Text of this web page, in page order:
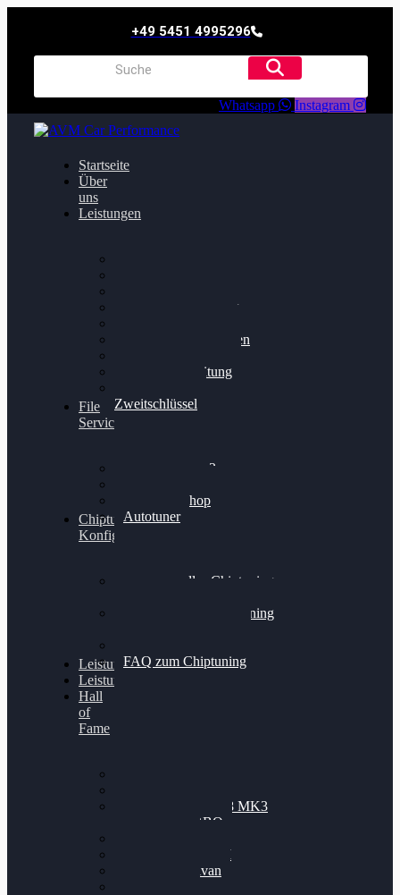
+49 5451 4995296
Whatsapp Instagram
Startseite
Über
uns
Leistungen
Getriebeoptimierung
Bremsscheiben planen
Felgenaufbereitung
Zweitschlüssel
File
Service
Alientech Kess3
Alientech Shop
Autotuner
Chiptuning
Konfigurator
Professionelles Chiptuning
Professionelles Chiptuning
FAQ zum Chiptuning
Leistungsmessung
Leistungsprüfstand
Hall
of
Fame
Nissan GT-R35 3.8 MK3
V6 TWINTURBO
VW Passat 2.0TDI
VW T6 Multivan